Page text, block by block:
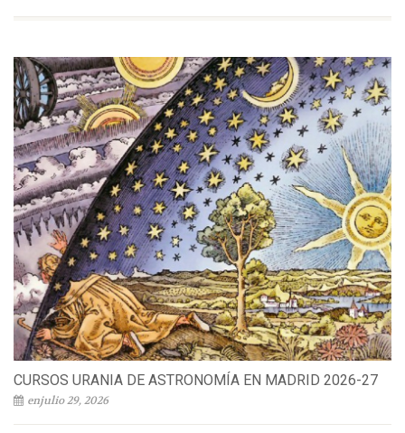
CURSOS URANIA DE ASTRONOMÍA EN MADRID 2026-27
enjulio 29, 2026